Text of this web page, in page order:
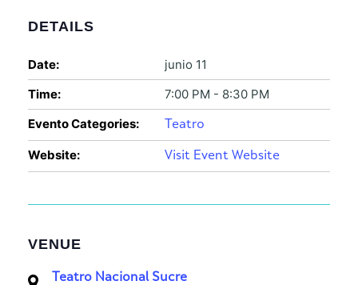
DETAILS
Date:
junio 11
Time:
7:00 PM - 8:30 PM
Evento Categories:
Teatro
Website: Visit Event Website
VENUE
Teatro Nacional Sucre